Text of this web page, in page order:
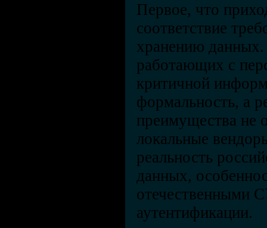
Первое, что
соответствие
хранению
работающих с
критичной
формальность, а
преимущества не
локальные
реальность
данных,
отечественными
аутентификации.